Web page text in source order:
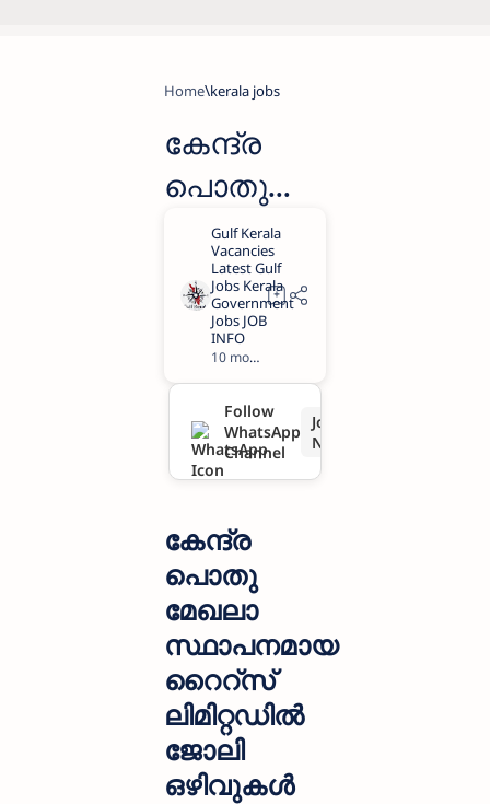
Home kerala jobs
കേന്ദ്ര
പൊതു
മേഖലാ
സ്ഥാപന
മായ
റൈറ്‌സ്
ലിമിറ്റഡിൽ
ജോലി
ഒഴിവുകൾ
10 months ago
Follow
WhatsApp
Channel
Join
Now
കേന്ദ്ര
പൊതു
മേഖലാ
സ്ഥാപനമായ
റൈറ്‌സ്
ലിമിറ്റഡിൽ
ജോലി
ഒഴിവുകൾ